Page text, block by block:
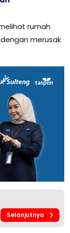
rumah
merusak
Selanjutnya